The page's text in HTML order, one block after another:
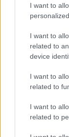
I want to
I want to
related to
device
I want to
related to
I want to
related to
muskujve të
formën e
muskujt
erektorë të
performancën
Ndërtimi i një
lëvizjen nga
duke e bërë
stërvitjen e
përjetojnë
shpinës dhe